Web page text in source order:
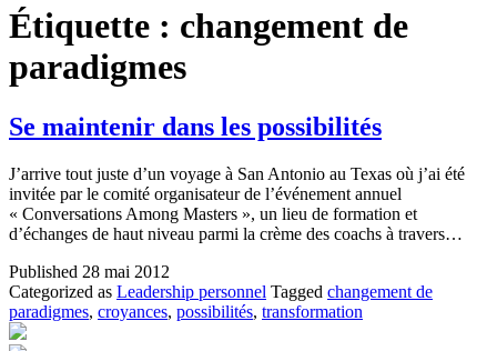
Étiquette : changement de
paradigmes
Se maintenir dans les possibilités
J’arrive tout juste d’un voyage à San Antonio au Texas où j’ai été
invitée par le comité organisateur de l’événement annuel
« Conversations Among Masters », un lieu de formation et
d’échanges de haut niveau parmi la crème des coachs à travers…
Published 28 mai 2012
Categorized as Leadership personnel Tagged changement de
paradigmes, croyances, possibilités, transformation